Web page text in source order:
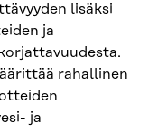
lisäksi
ja
rahallinen
ja